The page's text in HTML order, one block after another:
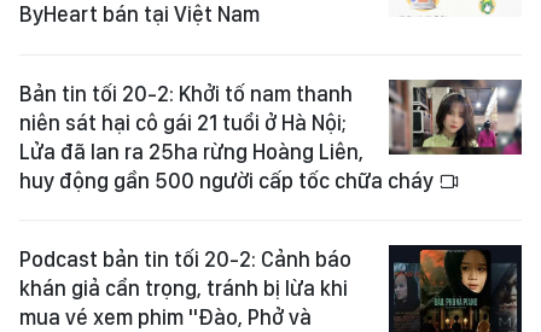
ByHeart bán tại Việt Nam
Bản tin tối 20-2: Khởi tố nam thanh
niên sát hại cô gái 21 tuổi ở Hà Nội;
Lửa đã lan ra 25ha rừng Hoàng Liên,
huy động gần 500 người cấp tốc chữa cháy
Podcast bản tin tối 20-2: Cảnh báo
khán giả cẩn trọng, tránh bị lừa khi
mua vé xem phim "Đào, Phở và